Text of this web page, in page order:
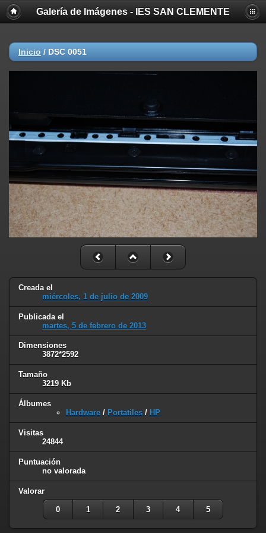
Galería de Imágenes - IES SAN CLEMENTE
Inicio / DSC 0051
Creada el
miércoles, 1 de julio de 2009
Publicada el
martes, 5 de febrero de 2013
Dimensiones
3872*2592
Tamaño
3219 Kb
Álbumes
Hardware / Portatiles / HP
Visitas
24844
Puntuación
no valorada
Valorar
0 1 2 3 4 5